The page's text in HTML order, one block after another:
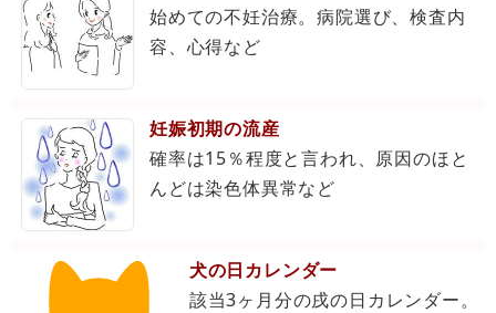
始めての不妊治療。病院選び、検査内
容、心得など
妊娠初期の流産
確率は15％程度と言われ、原因のほと
んどは染色体異常など
犬の日カレンダー
該当3ヶ月分の戌の日カレンダー。